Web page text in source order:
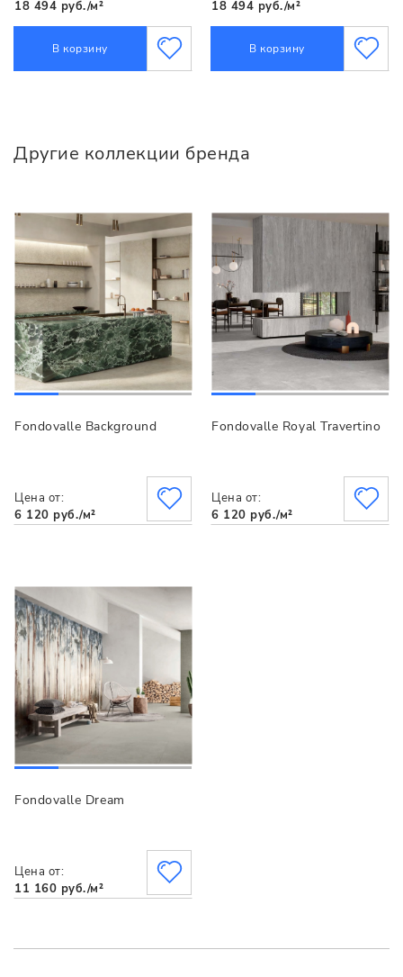
18 494 руб./м²
В корзину
18 494 руб./м²
В корзину
Другие коллекции бренда
Fondovalle Background
Цена от:
6 120 руб./м²
Fondovalle Royal Travertino
Цена от:
6 120 руб./м²
Fondovalle Dream
Цена от:
11 160 руб./м²